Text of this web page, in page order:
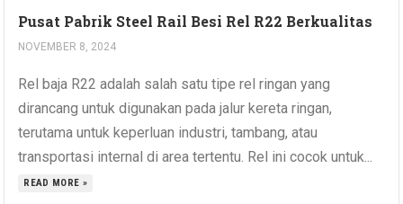
Pusat Pabrik Steel Rail Besi Rel R22 Berkualitas
NOVEMBER 8, 2024
Rel baja R22 adalah salah satu tipe rel ringan yang
dirancang untuk digunakan pada jalur kereta ringan,
terutama untuk keperluan industri, tambang, atau
transportasi internal di area tertentu. Rel ini cocok untuk...
READ MORE »